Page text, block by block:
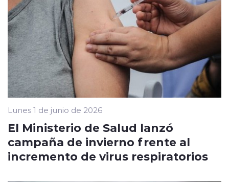
Lunes 1 de junio de 2026
El Ministerio de Salud lanzó
campaña de invierno frente al
incremento de virus respiratorios